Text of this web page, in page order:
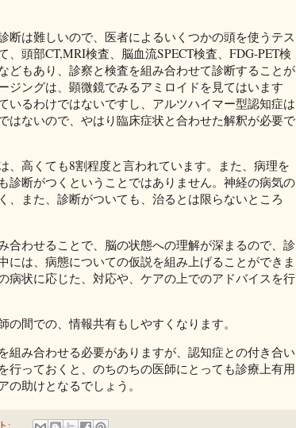
断は難しいので、医者によるいくつかの頭を使うテス
、頭部CT,MRI検査、脳血流SPECT検査、FDG-PET検
どもあり、診察と検査を組み合わせて診断することが
ジングは、顕微鏡でみるアミロイドを見てはいます
いるわけではないですし、アルツハイマー型認知症は
はないので、やはり臨床症状と合わせた解釈が必要で
、高くても8割程度と言われています。また、病理を
診断がつくということではありません。神経の病気の
、また、診断がついても、治るとは限らないところ
合わせることで、脳の状態への理解が深まるので、診
には、病態についての仮説を組み上げることができま
病状に応じた、対応や、ケアの上でのアドバイスを行
の間での、情報共有もしやすくなります。
組み合わせる必要がありますが、認知症との付き合い
行っておくと、のちのちの医師にとっても診療上有用
助けとなるでしょう。